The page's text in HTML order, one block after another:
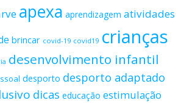
apexa aprendizagem atividades
brincar covid-19 covid19 crianças
desenvolvimento infantil
desporto desporto adaptado
dicas educação estimulação